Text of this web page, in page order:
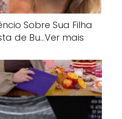
Sobre Sua Filha
de Bu…Ver mais